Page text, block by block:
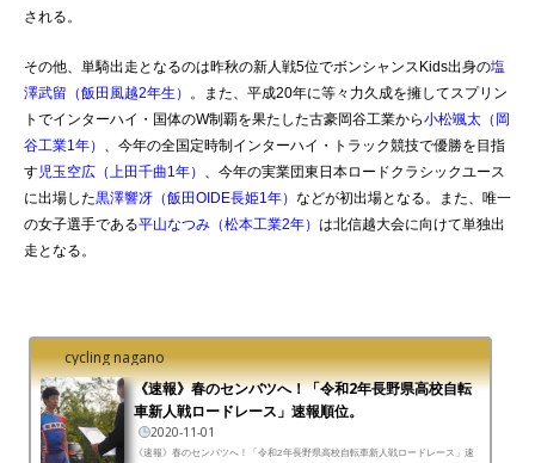
される。
その他、単騎出走となるのは昨秋の新人戦5位でボンシャンスKids出身の塩
澤武留（飯田風越2年生） 。また、平成20年に等々力久成を擁してスプリン
トでインターハイ・国体のW制覇を果たした古豪岡谷工業から小松颯太（岡
谷工業1年） 、今年の全国定時制インターハイ・トラック競技で優勝を目指
す児玉空広（上田千曲1年） 、今年の実業団東日本ロードクラシックユース
に出場した黒澤響冴（飯田OIDE長姫1年） などが初出場となる。また、唯一
の女子選手である平山なつみ（松本工業2年） は北信越大会に向けて単独出
走となる。
cycling nagano
《速報》春のセンバツへ！「令和2年長野県高校自転
車新人戦ロードレース」速報順位。
2020-11-01
《速報》春のセンバツへ！「令和2年長野県高校自転車新人戦ロードレース」速